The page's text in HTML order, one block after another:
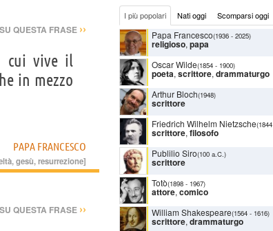
QUESTA FRASE ››
cui vive il
in mezzo
PAPA FRANCESCO
,gesù,resurrezione]
QUESTA FRASE ››
I più popolari Nati oggi Scomparsi oggi
Papa Francesco(1936 - 2025)
religioso, papa
Oscar Wilde(1854 - 1900)
poeta, scrittore, drammaturgo
Arthur Bloch(1948)
scrittore
Friedrich Wilhelm Nietzsche(1844
scrittore, filosofo
Publilio Siro(100 a.C.)
scrittore
Totò(1898 - 1967)
attore, comico
William Shakespeare(1564 - 1616)
scrittore, drammaturgo